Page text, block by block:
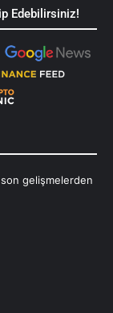
Edebilirsiniz!
gelişmelerden